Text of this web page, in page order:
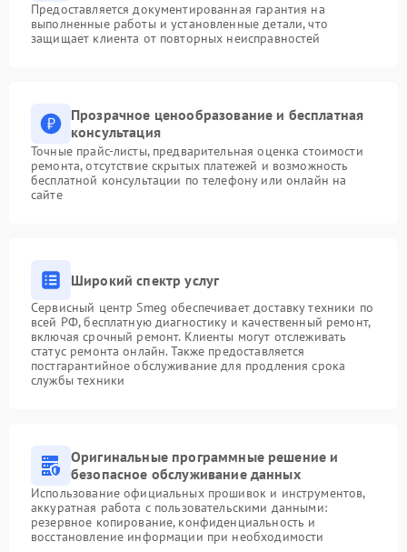
Предоставляется документированная гарантия на
выполненные работы и установленные детали, что
защищает клиента от повторных неисправностей
Прозрачное ценообразование и бесплатная
консультация
Точные прайс-листы, предварительная оценка стоимости
ремонта, отсутствие скрытых платежей и возможность
бесплатной консультации по телефону или онлайн на
сайте
Широкий спектр услуг
Сервисный центр Smeg обеспечивает доставку техники по
всей РФ, бесплатную диагностику и качественный ремонт,
включая срочный ремонт. Клиенты могут отслеживать
статус ремонта онлайн. Также предоставляется
постгарантийное обслуживание для продления срока
службы техники
Оригинальные программные решение и
безопасное обслуживание данных
Использование официальных прошивок и инструментов,
аккуратная работа с пользовательскими данными:
резервное копирование, конфиденциальность и
восстановление информации при необходимости